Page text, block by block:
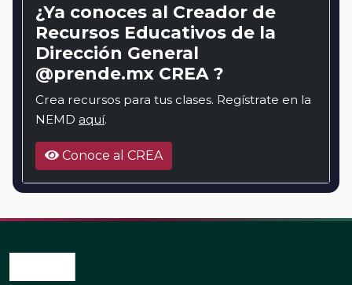
¿Ya conoces al Creador de
Recursos Educativos de la
Dirección General
@prende.mx CREA ?
Crea recursos para tus clases. Regístrate en la
NEMD aquí.
Conoce al CREA